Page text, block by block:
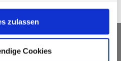
zulassen
Cookies
Priental